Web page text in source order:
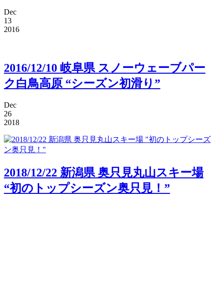
Dec
13
2016
2016/12/10 岐阜県 スノーウェーブパー
ク白鳥高原 “シーズン初滑り”
Dec
26
2018
2018/12/22 新潟県 奥只見丸山スキー場
“初のトップシーズン奥只見！”